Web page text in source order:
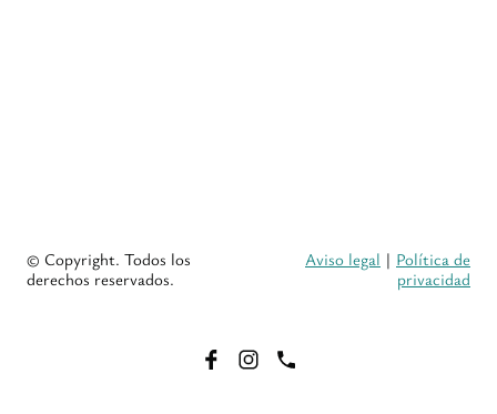
© Copyright. Todos los
derechos reservados.
Aviso legal | Política de
privacidad